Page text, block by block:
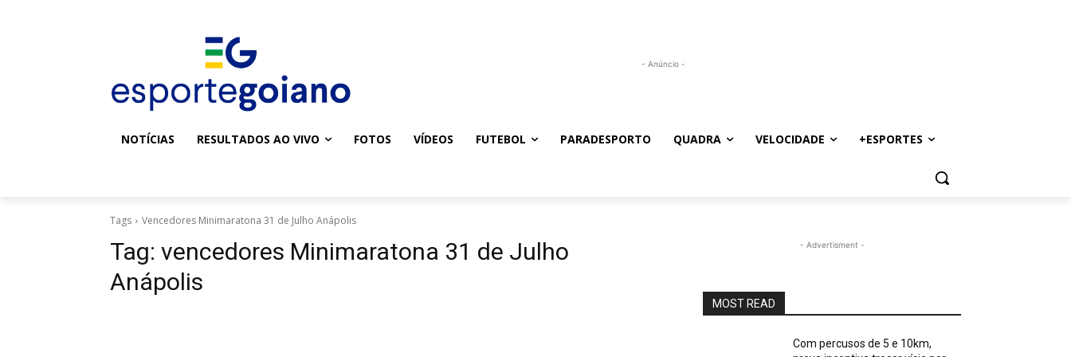
- Anúncio -
NOTÍCIAS RESULTADOS AO VIVO FOTOS VÍDEOS FUTEBOL PARADESPORTO QUADRA VELOCIDADE +ESPORTES
Tags Vencedores Minimaratona 31 de Julho Anápolis
Tag: vencedores Minimaratona 31 de Julho
Anápolis
- Advertisment -
MOST READ
Com percusos de 5 e 10km,